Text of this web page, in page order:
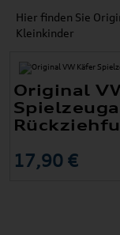
Hier finden Sie
Kleinkinder
Original
17,90 €